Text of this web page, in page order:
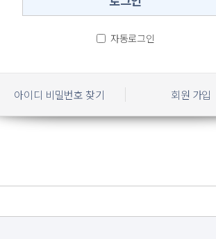
자동로그인
아이디 비밀번호 찾기 회원 가입